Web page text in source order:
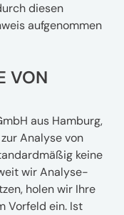
diesen
aufgenommen
VON
aus Hamburg,
Analyse von
keine
wir Analyse-
holen wir Ihre
Vorfeld ein. Ist